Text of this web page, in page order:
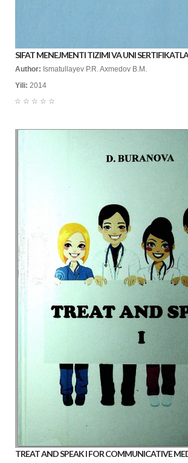
SIFAT MENEJMENTI TIZIMI VA UNI
Author: Ismatullayev P.R. Axmedov B.M.
Yili: 2014
☆
☆
☆
☆
☆
TREAT AND SPEAK I FOR COMMUNICATIVE